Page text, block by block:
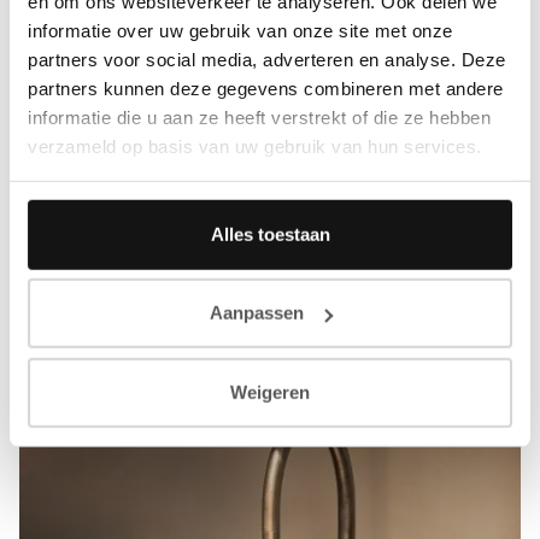
informatie over uw gebruik van onze site met onze
partners voor social media, adverteren en analyse. Deze
partners kunnen deze gegevens combineren met andere
informatie die u aan ze heeft verstrekt of die ze hebben
verzameld op basis van uw gebruik van hun services.
Alles toestaan
Aanpassen
Weigeren